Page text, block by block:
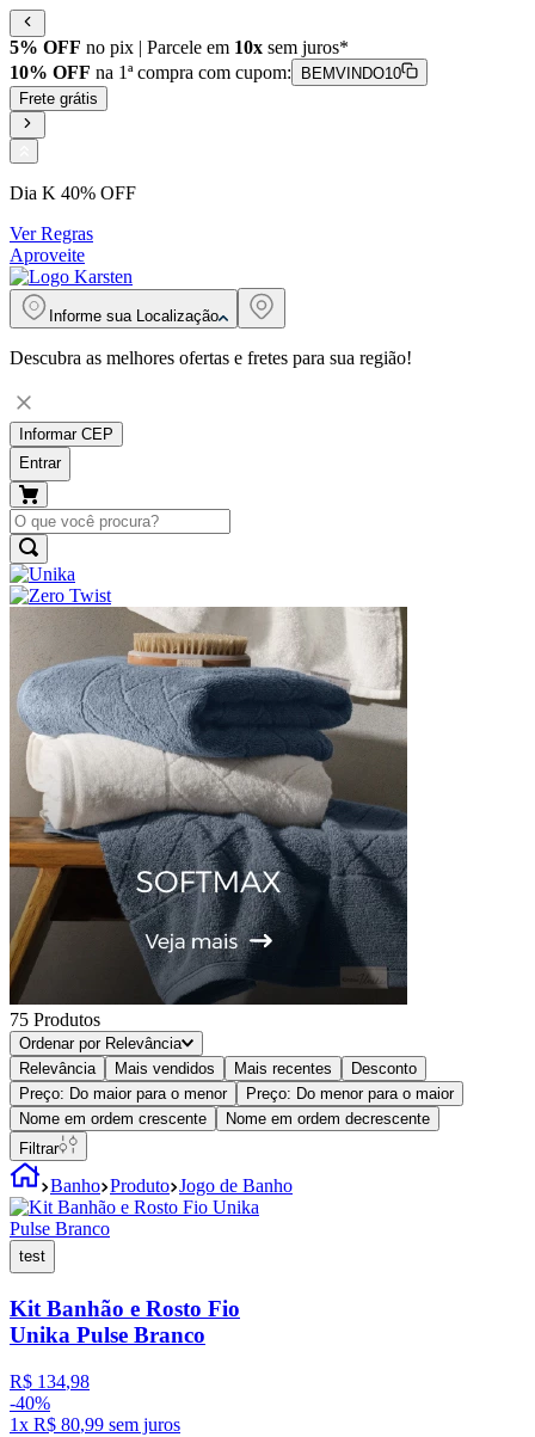
5% OFF no pix | Parcele em 10x sem juros*
10% OFF na 1ª compra com cupom:
BEMVINDO10
Frete grátis
Dia K 40% OFF
Ver Regras
Aproveite
Informe sua Localização
Descubra as melhores ofertas e fretes para sua região!
Informar CEP
Entrar
75 Produtos
Ordenar por Relevância
Relevância
Mais vendidos Mais recentes
Desconto
Preço: Do maior para o menor
Preço: Do menor para o maior
Nome em ordem crescente
Nome em ordem decrescente
Filtrar
Banho Produto Jogo de Banho
test
Kit Banhão e Rosto Fio
Unika Pulse Branco
R$ 134,98
-40%
1x R$ 80,99 sem juros